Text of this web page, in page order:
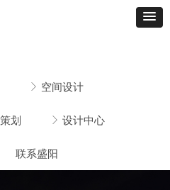
ꁕ 空间设计
划 ꁕ 设计中心
联系盛阳